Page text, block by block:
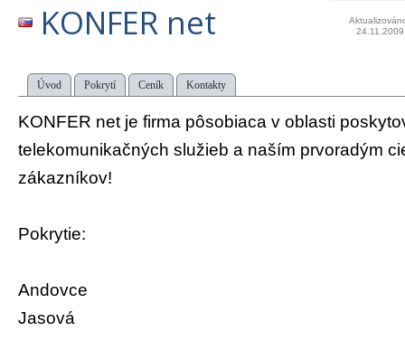
KONFER net
24.11.2009
Úvod Pokrytí Ceník Kontakty
KONFER net je firma pôsobiaca v oblasti
telekomunikačných služieb a naším prvoradým
zákazníkov!
Pokrytie:
Andovce
Jasová